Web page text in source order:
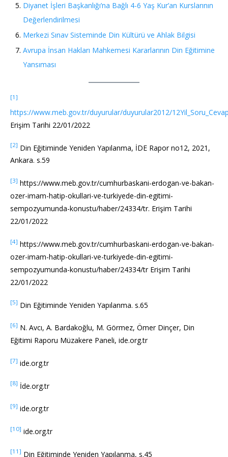
Diyanet İşleri Başkanlığı’na Bağlı 4-6 Yaş Kur’an Kurslarının
Değerlendirilmesi
Merkezi Sınav Sisteminde Din Kültürü ve Ahlak Bilgisi
Avrupa İnsan Hakları Mahkemesi Kararlarının Din Eğitimine
Yansıması
[1]
https://www.meb.gov.tr/duyurular/duyurular2012/
Erişim Tarihi 22/01/2022
[2] Din Eğitiminde Yeniden Yapılanma, İDE Rapor no12, 2021,
Ankara. s.59
[3] https://www.meb.gov.tr/cumhurbaskani-erdogan-ve-bakan-
ozer-imam-hatip-okullari-ve-turkiyede-din-egitimi-
sempozyumunda-konustu/haber/24334/tr. Erişim Tarihi
22/01/2022
[4] https://www.meb.gov.tr/cumhurbaskani-erdogan-ve-bakan-
ozer-imam-hatip-okullari-ve-turkiyede-din-egitimi-
sempozyumunda-konustu/haber/24334/tr Erişim Tarihi
22/01/2022
[5] Din Eğitiminde Yeniden Yapılanma. s.65
[6] N. Avcı, A. Bardakoğlu, M. Görmez, Ömer Dinçer, Din
Eğitimi Raporu Müzakere Paneli, ide.org.tr
[7] ide.org.tr
[8] İde.org.tr
[9] ide.org.tr
[10] ide.org.tr
[11] Din Eğitiminde Yeniden Yapılanma, s.45